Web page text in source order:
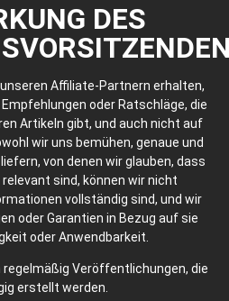
DES
Affiliate-Partnern erhalten,
oder Ratschläge, die
Artikeln gibt, und auch nicht auf
wir uns bemühen, genaue und
von denen wir glauben, dass
sind, können wir nicht
vollständig sind, und wir
oder Garantien in Bezug auf sie
oder Anwendbarkeit.
regelmäßig Veröffentlichungen, die
erstellt werden.